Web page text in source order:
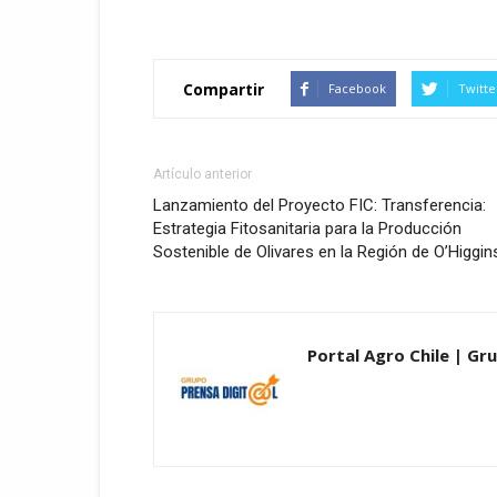
Compartir Facebook
Artículo anterior
Lanzamiento del Proyecto FIC: Transferencia:
Estrategia Fitosanitaria para la Producción
Sostenible de Olivares en la Región de
Portal Agro Chile |